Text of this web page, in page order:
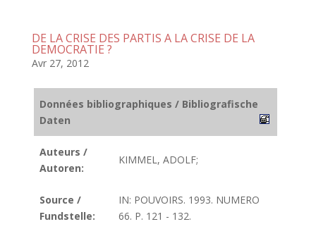
DE LA CRISE DES PARTIS A LA CRISE DE LA
DEMOCRATIE ?
Avr 27, 2012
Données bibliographiques / Bibliografische
Daten
Auteurs /
Autoren:
KIMMEL, ADOLF;
Source /
Fundstelle:
IN: POUVOIRS. 1993. NUMERO
66. P. 121 - 132.